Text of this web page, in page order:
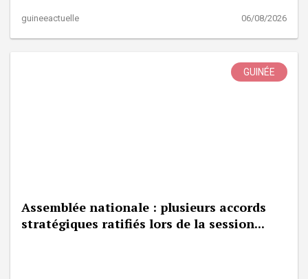
guineeactuelle 06/08/2026
GUINÉE
Assemblée nationale : plusieurs accords
stratégiques ratifiés lors de la session...